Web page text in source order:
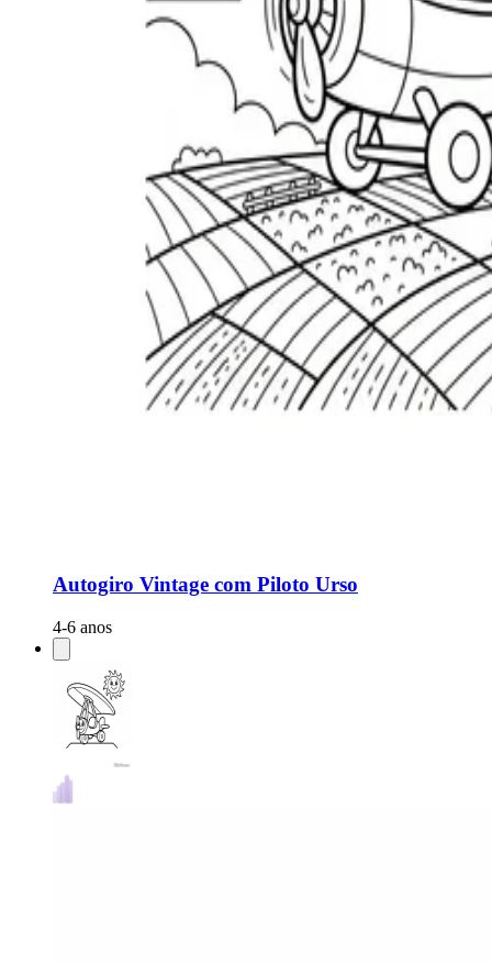
Autogiro Vintage com Piloto Urso
4-6 anos